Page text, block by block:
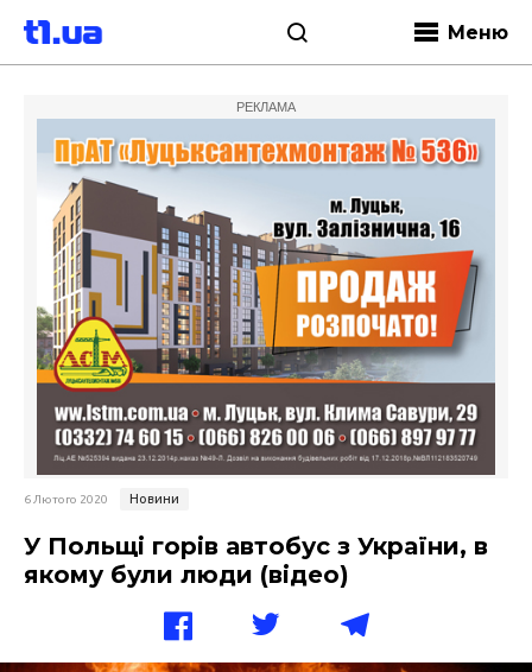
Меню
РЕКЛАМА
6 Лютого 2020 Новини
У Польщі горів автобус з України, в
якому були люди (відео)